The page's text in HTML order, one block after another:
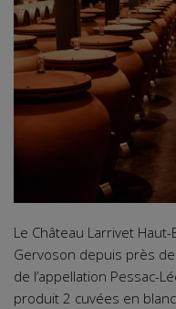
Le Château Larrivet
Gervoson depuis près
de l’appellation Pessac-
produit 2 cuvées en